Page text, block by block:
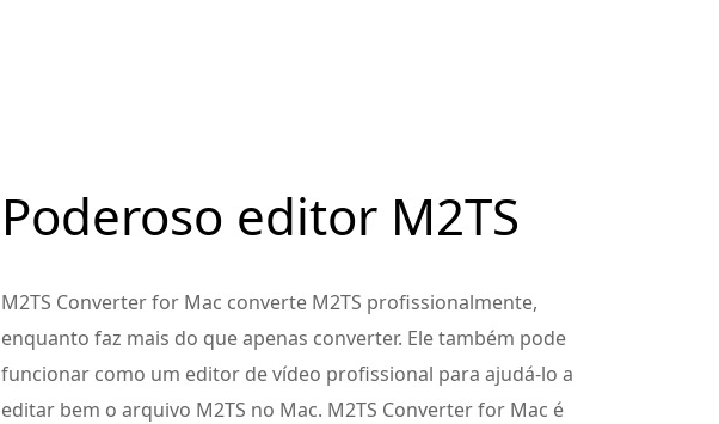
Poderoso editor M2TS
M2TS Converter for Mac converte M2TS profissionalmente,
enquanto faz mais do que apenas converter. Ele também pode
funcionar como um editor de vídeo profissional para ajudá-lo a
editar bem o arquivo M2TS no Mac. M2TS Converter for Mac é